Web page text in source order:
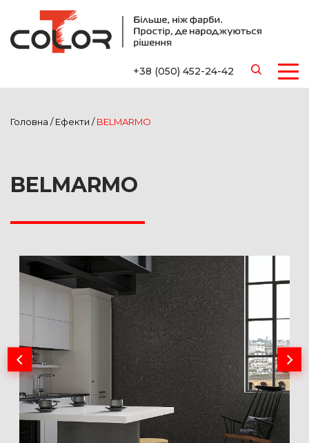
+38 (050) 452-24-42
Головна /Ефекти /BELMARMO
BELMARMO